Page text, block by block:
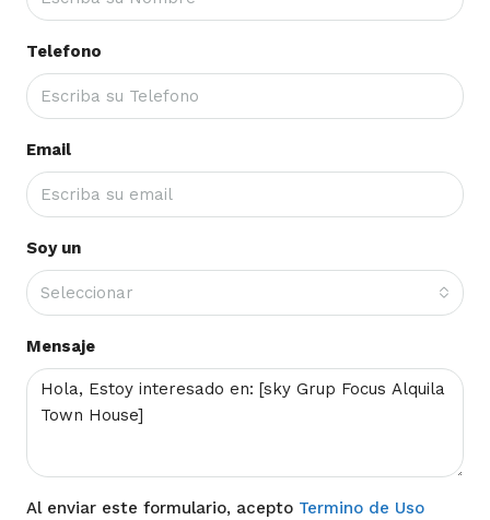
Telefono
Email
Soy un
Seleccionar
Mensaje
Al enviar este formulario, acepto Termino de Uso